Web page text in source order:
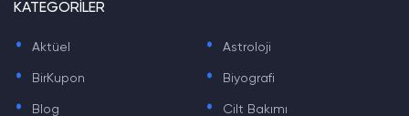
KATEGORİLER
. Aktüel . Astroloji
. BirKupon . Biyografi
. Blog . Cilt Bakımı